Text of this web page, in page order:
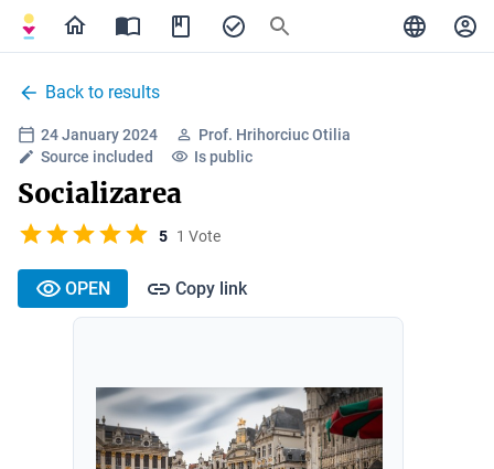
Back to results
24 January 2024
Prof. Hrihorciuc Otilia
Source included
Is public
Socializarea
5 1 Vote
OPEN Copy link